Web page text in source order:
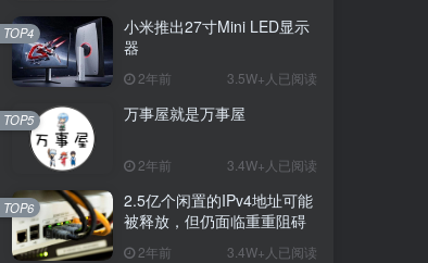
小米推出27寸Mini LED显示
器
2年前 3.5W+人已阅读
TOP4
万事屋就是万事屋
2年前 3.4W+人已阅读
TOP5
2.5亿个闲置的IPv4地址可能
被释放，但仍面临重重阻碍
2年前 3.4W+人已阅读
TOP6